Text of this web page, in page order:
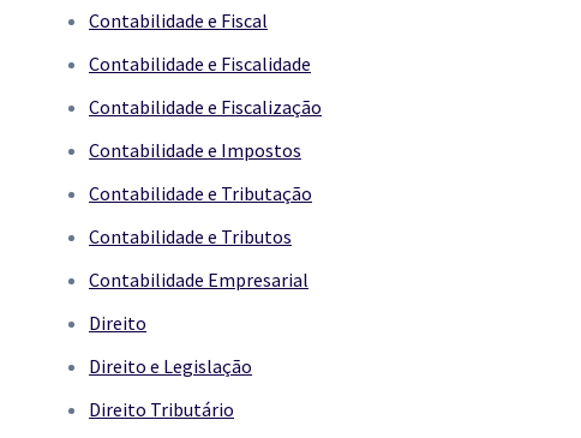
Contabilidade e Fiscal
Contabilidade e Fiscalidade
Contabilidade e Fiscalização
Contabilidade e Impostos
Contabilidade e Tributação
Contabilidade e Tributos
Contabilidade Empresarial
Direito
Direito e Legislação
Direito Tributário